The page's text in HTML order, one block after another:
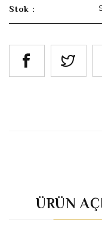
Stok :
ÜRÜN